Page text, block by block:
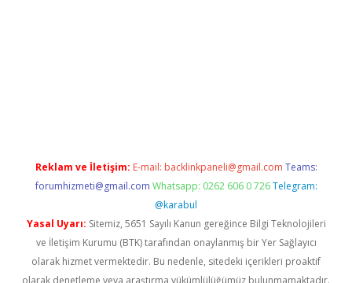
Reklam ve İletişim: E-mail: backlinkpaneli@gmail.com Teams:
forumhizmeti@gmail.com Whatsapp: 0262 606 0 726 Telegram:
@karabul
Yasal Uyarı: Sitemiz, 5651 Sayılı Kanun gereğince Bilgi Teknolojileri
ve İletişim Kurumu (BTK) tarafından onaylanmış bir Yer Sağlayıcı
olarak hizmet vermektedir. Bu nedenle, sitedeki içerikleri proaktif
olarak denetleme veya araştırma yükümlülüğümüz bulunmamaktadır.